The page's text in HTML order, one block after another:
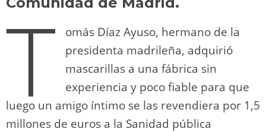
T
omás Díaz Ayuso, hermano de la
presidenta madrileña, adquirió
mascarillas a una fábrica sin
experiencia y poco fiable para que
luego un amigo íntimo se las revendiera por 1,5
millones de euros a la Sanidad pública